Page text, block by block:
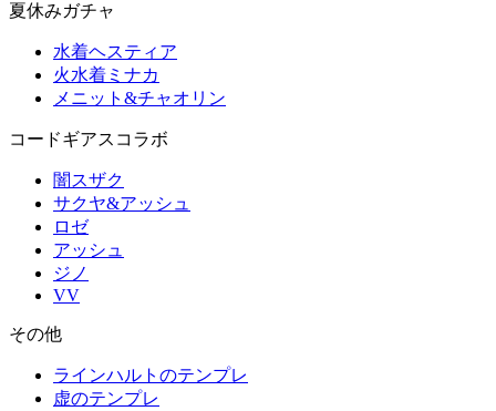
夏休みガチャ
水着ヘスティア
火水着ミナカ
メニット&チャオリン
コードギアスコラボ
闇スザク
サクヤ&アッシュ
ロゼ
アッシュ
ジノ
VV
その他
ラインハルトのテンプレ
虚のテンプレ